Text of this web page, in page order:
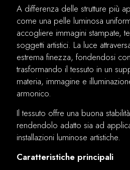
A differenza delle strutture più
come una pelle luminosa
accogliere immagini stampate,
soggetti artistici. La luce
estrema finezza, fondendosi
trasformando il tessuto in un
materia, immagine e
armonico.
Il tessuto offre una buona
rendendolo adatto sia ad
installazioni luminose artistiche.
Caratteristiche principali